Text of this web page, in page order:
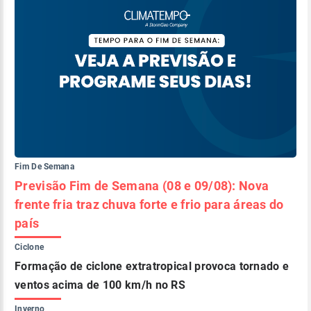
Fim De Semana
Previsão Fim de Semana (08 e 09/08): Nova
frente fria traz chuva forte e frio para áreas do
país
Ciclone
Formação de ciclone extratropical provoca tornado e
ventos acima de 100 km/h no RS